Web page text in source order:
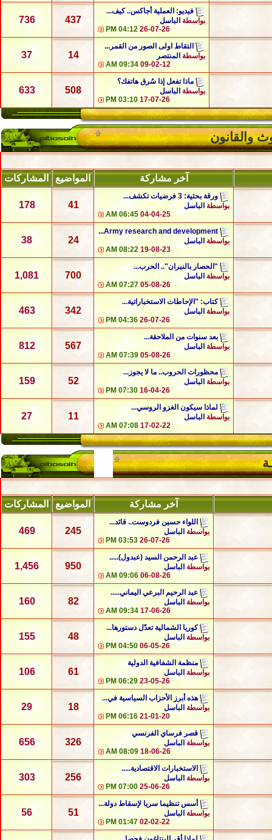
فيديو: العملية أجاكس.. كيف...
بواسطة الباسل
26-07-26
04:12 PM
437
736
التقاط اولى الصور من القمر...
بواسطة المنتصر
09-02-12
09:34 AM
14
37
ماذا تفعل إذا سُرق هاتفك؟
بواسطة الباسل
17-07-26
03:10 PM
508
633
والقانون
آخر مشاركة المواضيع المشاركات
ورقة بحثية: 3 فرضيات تكشف...
بواسطة الباسل
04-04-25
06:45 AM
41
178
Army research and development...
بواسطة الباسل
19-08-23
08:22 AM
24
38
"الحصار بالنيران".. الحرب...
بواسطة الباسل
05-08-26
07:27 AM
700
1,081
كتاب: "الإحاطات الاستخباراتية...
بواسطة الباسل
26-07-26
04:36 PM
342
463
بعد سنوات من الملاحقة...
بواسطة الباسل
05-08-26
07:39 AM
567
812
محظورات الحروب.. ما لا يجوز...
بواسطة الباسل
16-04-26
07:30 PM
52
159
لماذا سيكون الغزو الروسي...
بواسطة الباسل
17-02-22
07:08 AM
11
27
آخر مشاركة المواضيع المشاركات
اللواء حسين فردوست.. قائد...
بواسطة الباسل
26-07-26
03:53 PM
245
469
عبد الرحمن السيد (عبدول).....
بواسطة الباسل
06-08-26
09:06 AM
950
1,456
عبد الرحيم البرعي اليماني.....
بواسطة الباسل
17-06-26
09:34 AM
82
160
كوريا الشمالية تعدّل دستورها...
بواسطة الباسل
06-05-26
04:50 PM
48
155
منظمة الشفافية الدولية
بواسطة الباسل
23-05-26
06:29 PM
61
106
هذه أبرز الأحزاب السياسية في...
بواسطة الباسل
21-01-20
06:16 PM
18
29
قصر فرساي الفرنسي
بواسطة الباسل
18-06-26
08:09 AM
326
656
الاستخبارات الاقتصادية.....
بواسطة الباسل
25-06-26
07:00 PM
256
303
أسس تنظيما سريا لإسقاط دولة...
بواسطة الباسل
02-02-22
01:47 PM
51
56